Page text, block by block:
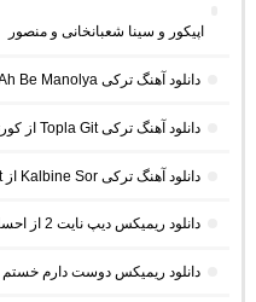
اپیکور و سینا شعبانخانی و منصور
دانلود آهنگ ترکی Ah Be Manolya از بوراک بولوت
دانلود آهنگ ترکی Topla Git از کورتولوش کوش
دانلود آهنگ ترکی Kalbine Sor از Bahadır Macit و Tunahan Sakar
دانلود ریمیکس دیپ نایت 2 از احسان رمزی (ریمیکس طولانی غمگین)
دانلود ریمیکس دوست دارم خستم